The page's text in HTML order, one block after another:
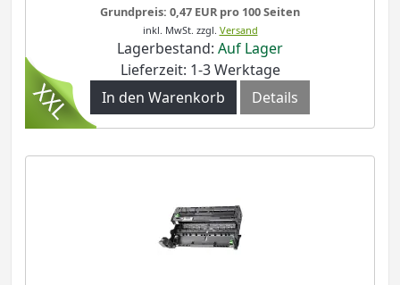
Grundpreis: 0,47 EUR pro 100 Seiten
inkl. MwSt. zzgl. Versand
Lagerbestand: Auf Lager
Lieferzeit: 1-3 Werktage
In den Warenkorb
Details